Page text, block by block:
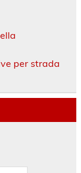
per strada